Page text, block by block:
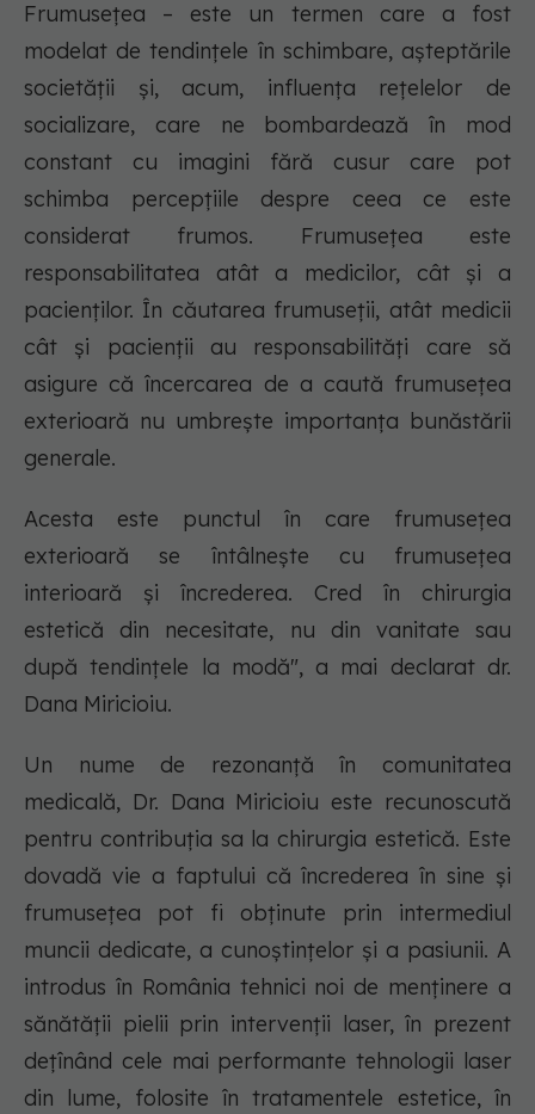
Frumusețea – este un termen care a fost
modelat de tendințele în schimbare, așteptările
societății și, acum, influența rețelelor de
socializare, care ne bombardează în mod
constant cu imagini fără cusur care pot
schimba percepțiile despre ceea ce este
considerat frumos. Frumusețea este
responsabilitatea atât a medicilor, cât și a
pacienților. În căutarea frumuseții, atât medicii
cât și pacienții au responsabilități care să
asigure că încercarea de a caută frumusețea
exterioară nu umbrește importanța bunăstării
generale.
Acesta este punctul în care frumusețea
exterioară se întâlnește cu frumusețea
interioară și încrederea. Cred în chirurgia
estetică din necesitate, nu din vanitate sau
după tendințele la modă", a mai declarat dr.
Dana Miricioiu.
Un nume de rezonanță în comunitatea
medicală, Dr. Dana Miricioiu este recunoscută
pentru contribuția sa la chirurgia estetică. Este
dovadă vie a faptului că încrederea în sine și
frumusețea pot fi obținute prin intermediul
muncii dedicate, a cunoștințelor și a pasiunii. A
introdus în România tehnici noi de menținere a
sănătății pielii prin intervenții laser, în prezent
dețînând cele mai performante tehnologii laser
din lume, folosite în tratamentele estetice, în